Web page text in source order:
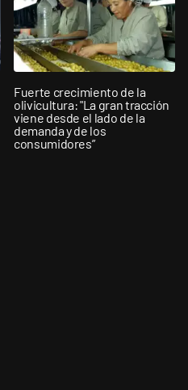
Fuerte crecimiento de la
olivicultura: "La gran tracción
viene desde el lado de la
demanda y de los
consumidores”